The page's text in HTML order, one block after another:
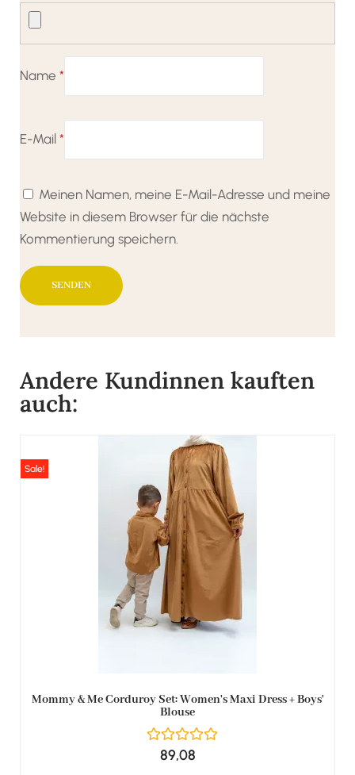
Name *
E-Mail *
Meinen Namen, meine E-Mail-Adresse und meine
Website in diesem Browser für die nächste
Kommentierung speichern.
Andere Kundinnen kauften
auch:
Mommy & Me Corduroy Set: Women's Maxi Dress + Boys'
Blouse
Sale!
89,08